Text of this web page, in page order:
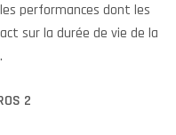
performances dont les
sur la durée de vie de la
2